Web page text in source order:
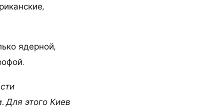
ядерной,
Для этого Киев